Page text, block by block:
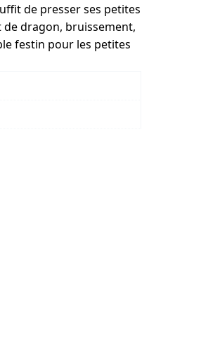
de presser ses petites
de dragon, bruissement,
festin pour les petites